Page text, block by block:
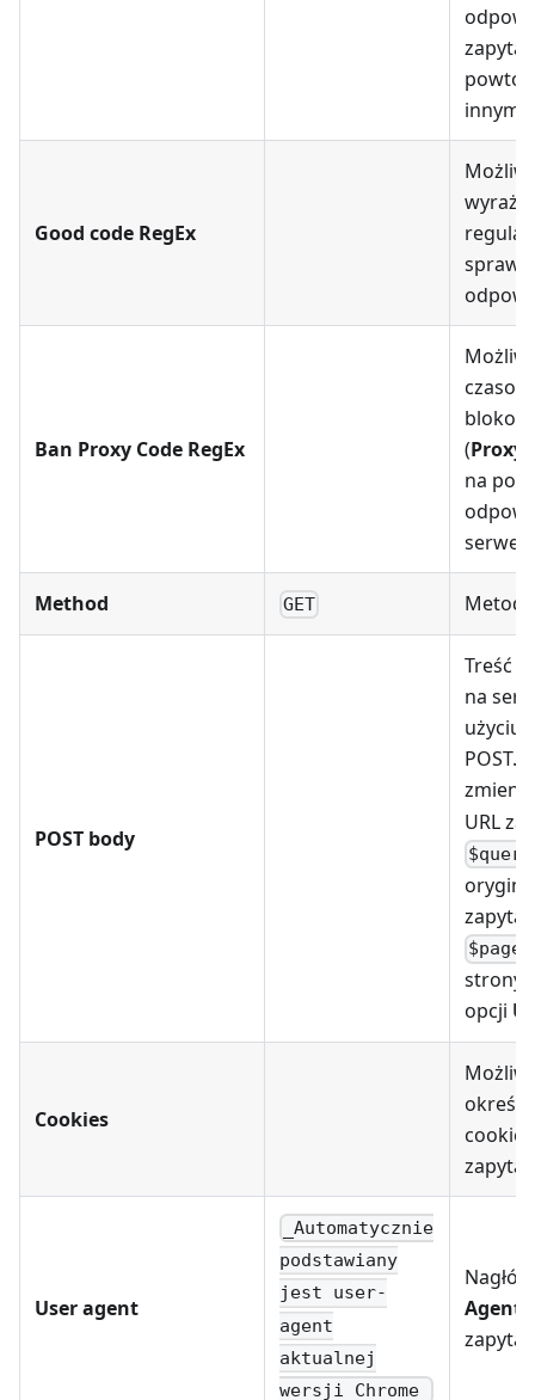
innym
Good code RegEx
Ban Proxy Code RegEx
(Proxy
na
Method GET
POST body
Treść
na
użyciu
POST.
URL
strony
opcji
Cookies
cookie
User agent
_Automatycznie
podstawiany
jest user-
agent
aktualnej
wersji Chrome_
Agent